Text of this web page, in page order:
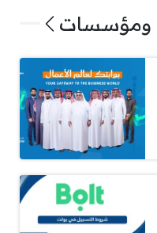
ومؤسسات